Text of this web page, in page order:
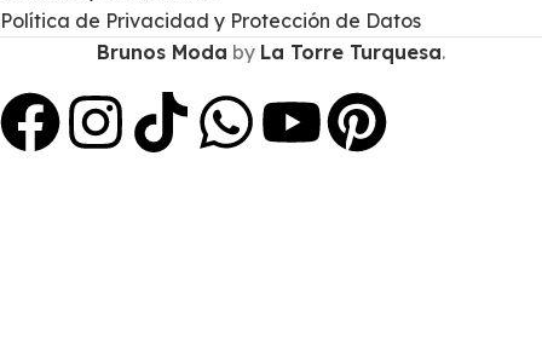
Política de Privacidad y Protección de Datos
Brunos Moda by La Torre Turquesa.